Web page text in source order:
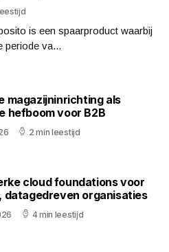
is een spaarproduct waarbij
periode va...
magazijninrichting als
hefboom voor B2B
2 min leestijd
cloud foundations voor
datagedreven organisaties
4 min leestijd